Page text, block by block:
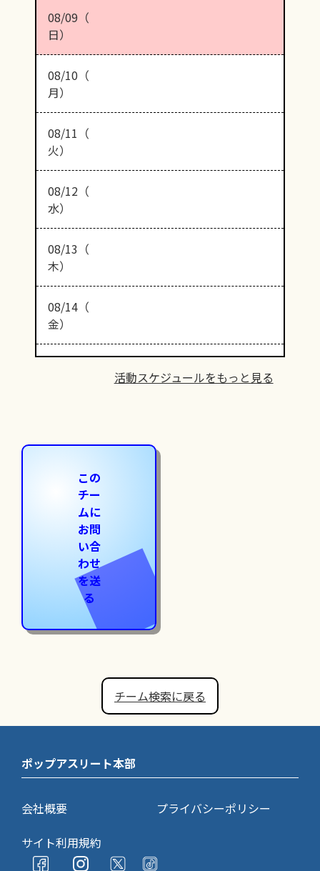
08/09（
日）
08/10（
月）
08/11（
火）
08/12（
水）
08/13（
木）
08/14（
金）
活動スケジュールをもっと見る
この
チー
ムに
お問
い合
わせ
を送
る
チーム検索に戻る
ポップアスリート本部
会社概要
プライバシーポリシー
サイト利用規約